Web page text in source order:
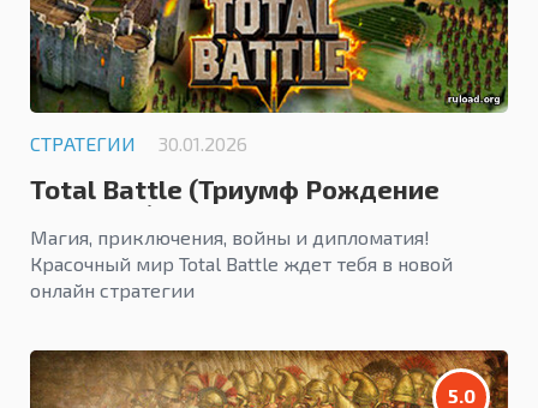
СТРАТЕГИИ 30.01.2026
Total Battle (Триумф Рождение
Империй)
Магия, приключения, войны и дипломатия!
Красочный мир Total Battle ждет тебя в новой
онлайн стратегии
5.0